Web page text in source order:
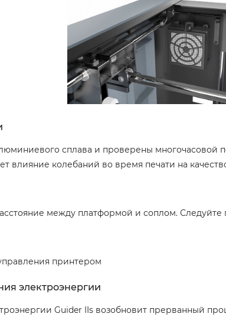
сплава и проверены многочасовой
влияние колебаний во время печати на
между платформой и соплом. Следуйте
принтером
электроэнергии
Guider IIs возобновит прерванный